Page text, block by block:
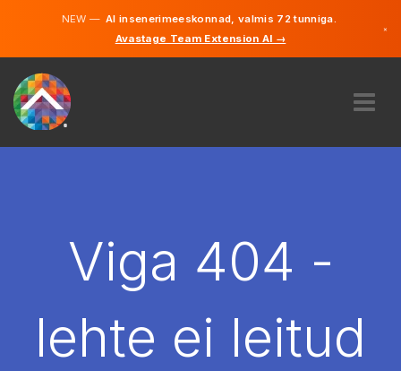
NEW —AI insenerimeeskonnad, valmis 72 tunniga.
Avastage Team Extension AI →
×
PALKAMAViga 404 -
lehte ei leitud